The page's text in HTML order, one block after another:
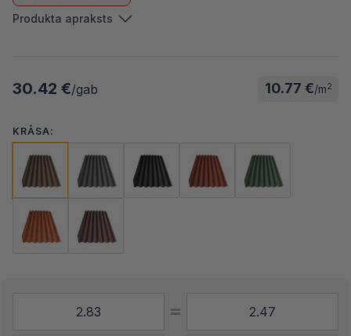
Produkta apraksts
30.42 €/gab 10.77 €/m2
KRĀSA: